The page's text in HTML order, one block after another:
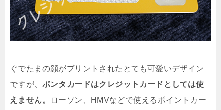
ぐでたまの顔がプリントされたとても可愛いデザイン
ですが、 ポンタカードはクレジットカードとしては使
えません。
ローソン、HMVなどで使えるポイントカー